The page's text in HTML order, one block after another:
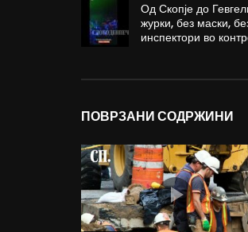
Од Скопје до
журки, без маски,
инспектори во
ПОВРЗАНИ СОДРЖИНИ